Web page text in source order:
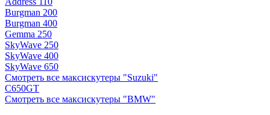
Burgman 200
Burgman 400
Gemma 250
SkyWave 250
SkyWave 400
SkyWave 650
Смотреть все максискутеры "Suzuki"
C650GT
Смотреть все максискутеры "BMW"